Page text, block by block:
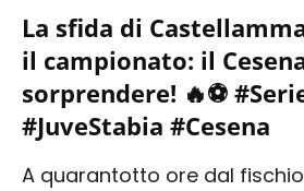
La sfida di
il campionato: il
sorprendere! 🔥⚽
#JuveStabia #Cesena
A quarantotto ore dal fischio